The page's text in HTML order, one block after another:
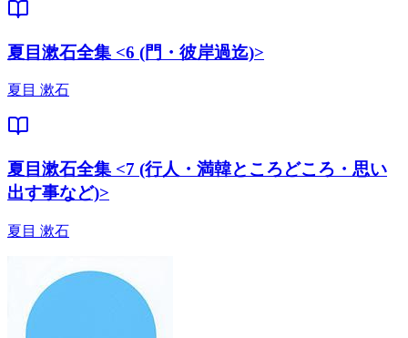
夏目漱石全集 <6 (門・彼岸過迄)>
夏目 漱石
夏目漱石全集 <7 (行人・満韓ところどころ・思い
出す事など)>
夏目 漱石